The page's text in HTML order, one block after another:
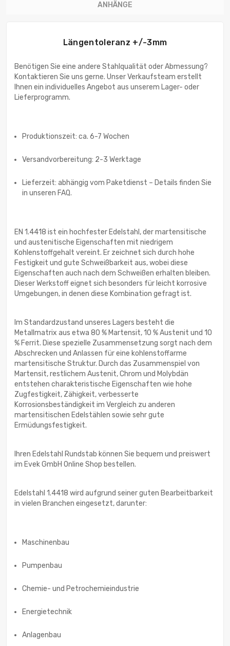
ANHÄNGE
Längentoleranz +/-3mm
Benötigen Sie eine andere Stahlqualität oder Abmessung?
Kontaktieren Sie uns gerne. Unser Verkaufsteam erstellt
Ihnen ein individuelles Angebot aus unserem Lager- oder
Lieferprogramm.
Produktionszeit: ca. 6-7 Wochen
Versandvorbereitung: 2-3 Werktage
Lieferzeit: abhängig vom Paketdienst – Details finden Sie
in unseren FAQ.
EN 1.4418 ist ein hochfester Edelstahl, der martensitische
und austenitische Eigenschaften mit niedrigem
Kohlenstoffgehalt vereint. Er zeichnet sich durch hohe
Festigkeit und gute Schweißbarkeit aus, wobei diese
Eigenschaften auch nach dem Schweißen erhalten bleiben.
Dieser Werkstoff eignet sich besonders für leicht korrosive
Umgebungen, in denen diese Kombination gefragt ist.
Im Standardzustand unseres Lagers besteht die
Metallmatrix aus etwa 80 % Martensit, 10 % Austenit und 10
% Ferrit. Diese spezielle Zusammensetzung sorgt nach dem
Abschrecken und Anlassen für eine kohlenstoffarme
martensitische Struktur. Durch das Zusammenspiel von
Martensit, restlichem Austenit, Chrom und Molybdän
entstehen charakteristische Eigenschaften wie hohe
Zugfestigkeit, Zähigkeit, verbesserte
Korrosionsbeständigkeit im Vergleich zu anderen
martensitischen Edelstählen sowie sehr gute
Ermüdungsfestigkeit.
Ihren Edelstahl Rundstab können Sie bequem und preiswert
im Evek GmbH Online Shop bestellen.
Edelstahl 1.4418 wird aufgrund seiner guten Bearbeitbarkeit
in vielen Branchen eingesetzt, darunter:
Maschinenbau
Pumpenbau
Chemie- und Petrochemieindustrie
Energietechnik
Anlagenbau